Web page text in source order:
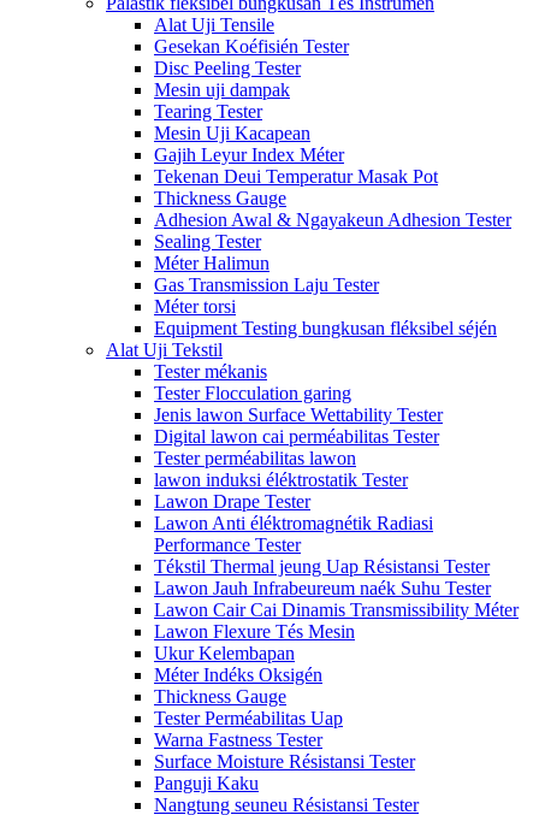
Alat Uji Tensile
Gesekan Koéfisién Tester
Disc Peeling Tester
Mesin uji dampak
Tearing Tester
Mesin Uji Kacapean
Gajih Leyur Index Méter
Tekenan Deui Temperatur Masak Pot
Thickness Gauge
Adhesion Awal & Ngayakeun Adhesion Tester
Sealing Tester
Méter Halimun
Gas Transmission Laju Tester
Méter torsi
Equipment Testing bungkusan fléksibel séjén
Alat Uji Tekstil
Tester mékanis
Tester Flocculation garing
Jenis lawon Surface Wettability Tester
Digital lawon cai perméabilitas Tester
Tester perméabilitas lawon
lawon induksi éléktrostatik Tester
Lawon Drape Tester
Lawon Anti éléktromagnétik Radiasi
Performance Tester
Tékstil Thermal jeung Uap Résistansi Tester
Lawon Jauh Infrabeureum naék Suhu Tester
Lawon Cair Cai Dinamis Transmissibility Méter
Lawon Flexure Tés Mesin
Ukur Kelembapan
Méter Indéks Oksigén
Thickness Gauge
Tester Perméabilitas Uap
Warna Fastness Tester
Surface Moisture Résistansi Tester
Panguji Kaku
Nangtung seuneu Résistansi Tester